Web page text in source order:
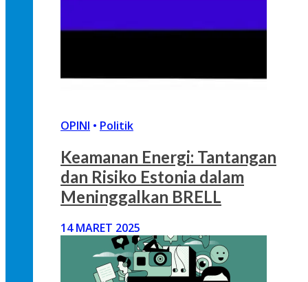
OPINI • Politik
Keamanan Energi: Tantangan
dan Risiko Estonia dalam
Meninggalkan BRELL
14 MARET 2025